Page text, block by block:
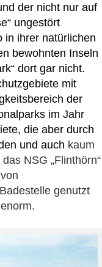
der nicht nur auf
ungestört
in ihrer natürlichen
bewohnten Inseln
dort gar nicht.
mit
der
im Jahr
die aber durch
und auch kaum
NSG „Flinthörn“
genutzt